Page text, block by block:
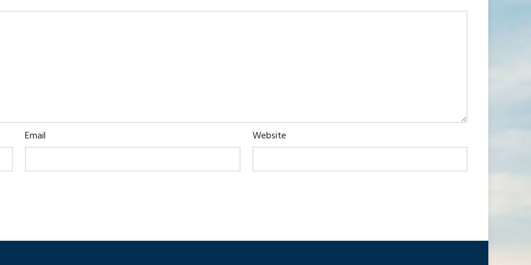
Email Website